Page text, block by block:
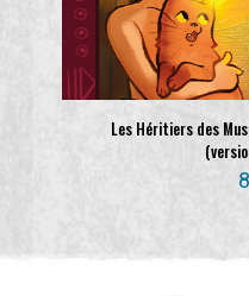
Les Héritiers des